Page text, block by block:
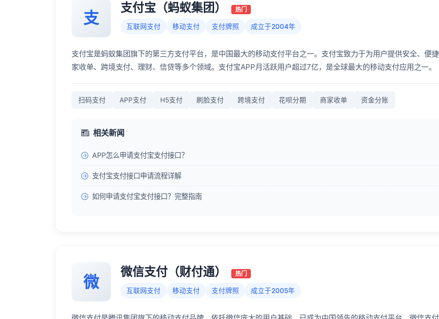
支
支付宝（蚂蚁集团） 热门
互联网支付 移动支付 支付牌照 成立于2004年
支付宝是蚂蚁集团旗下的第三方支付平台，是中国最大的移动支付平台之一。支付宝致力于为用户提供安全、便
家收单、跨境支付、理财、信贷等多个领域。支付宝APP月活跃用户超过7亿，是全球最大的移动支付应用之一。
扫码支付 APP支付 H5支付 刷脸支付 跨境支付 花呗分期 商家收单 资金分账
相关新闻
APP怎么申请支付宝支付接口？
支付宝支付接口申请流程详解
如何申请支付宝支付接口？完整指南
微
微信支付（财付通） 热门
互联网支付 移动支付 支付牌照 成立于2005年